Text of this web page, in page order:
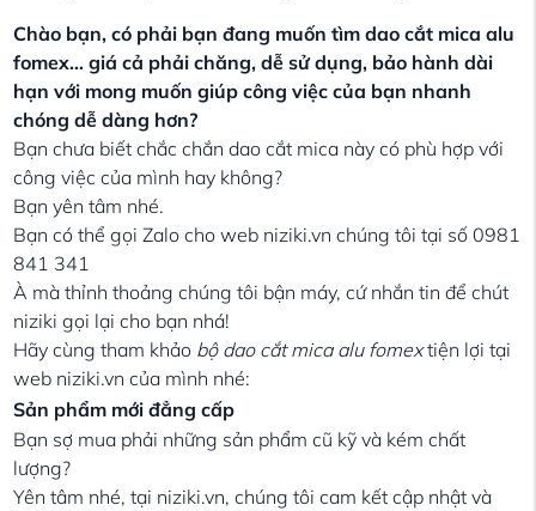
Chào bạn, có phải bạn đang muốn tìm dao cắt mica alu
fomex… giá cả phải chăng, dễ sử dụng, bảo hành dài
hạn với mong muốn giúp công việc của bạn nhanh
chóng dễ dàng hơn?
Bạn chưa biết chắc chắn dao cắt mica này có phù hợp với
công việc của mình hay không?
Bạn yên tâm nhé.
Bạn có thể gọi Zalo cho web niziki.vn chúng tôi tại số 0981
841 341
À mà thỉnh thoảng chúng tôi bận máy, cứ nhắn tin để chút
niziki gọi lại cho bạn nhá!
Hãy cùng tham khảo bộ dao cắt mica alu fomextiện lợi tại
web niziki.vn của mình nhé:
Sản phẩm mới đẳng cấp
Bạn sợ mua phải những sản phẩm cũ kỹ và kém chất
lượng?
Yên tâm nhé, tại niziki.vn, chúng tôi cam kết cập nhật và